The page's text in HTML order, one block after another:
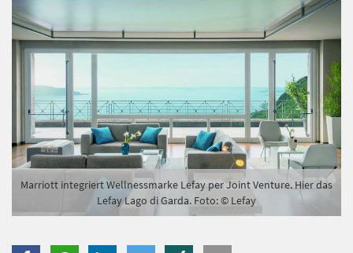
Marriott integriert Wellnessmarke Lefay per Joint Venture. Hier das
Lefay Lago di Garda. Foto: © Lefay
Ich möchte folgende Newsletter erhalten
Tageskarte-Newsletter (gegen 8.30 Uhr)
Ich habe dieDatenschutzerklärungzur Kenntnis
genommen.
Anmelden Danke, heute nicht